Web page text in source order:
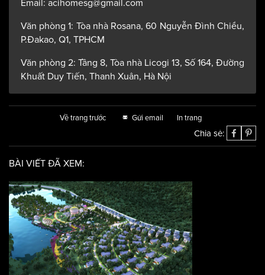
Email: acihomesg@gmail.com
Văn phòng 1: Tòa nhà Rosana, 60 Nguyễn Đình Chiểu,
P.Đakao, Q1, TPHCM
Văn phòng 2: Tầng 8, Tòa nhà Licogi 13, Số 164, Đường
Khuất Duy Tiến, Thanh Xuân, Hà Nội
Về trang trước Gửi email In trang
Chia sẻ:
BÀI VIẾT ĐÃ XEM: